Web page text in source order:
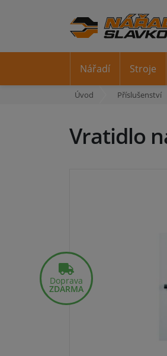
Úvod Příslušenství
Vratidlo
Doprava
ZDARMA
Nářadí Stroje